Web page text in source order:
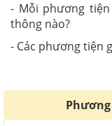
- Mỗi phương
thông nào?
- Các phương tiện